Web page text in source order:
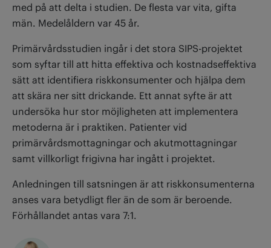
med på att delta i studien. De flesta var vita, gifta
män. Medelåldern var 45 år.
Primärvårdsstudien ingår i det stora SIPS-projektet
som syftar till att hitta effektiva och kostnadseffektiva
sätt att identifiera riskkonsumenter och hjälpa dem
att skära ner sitt drickande. Ett annat syfte är att
undersöka hur stor möjligheten att implementera
metoderna är i praktiken. Patienter vid
primärvårdsmottagningar och akutmottagningar
samt villkorligt frigivna har ingått i projektet.
Anledningen till satsningen är att riskkonsumenterna
anses vara betydligt fler än de som är beroende.
Förhållandet antas vara 7:1.